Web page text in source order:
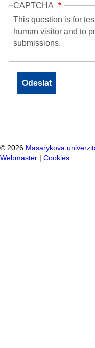
CAPTCHA
This question is for
human visitor and to
submissions.
© 2026 Masarykova
Webmaster
Cookies